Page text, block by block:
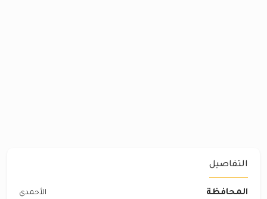
التفاصيل
المحافظة الأحمدي